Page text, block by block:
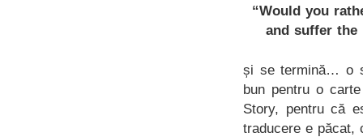
“Would you
and suffer the
și se termină… o
bun pentru o
Story, pentru că
traducere e păcat,